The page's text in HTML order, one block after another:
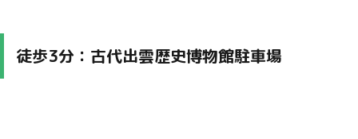
徒歩3分：古代出雲歴史博物館駐車場